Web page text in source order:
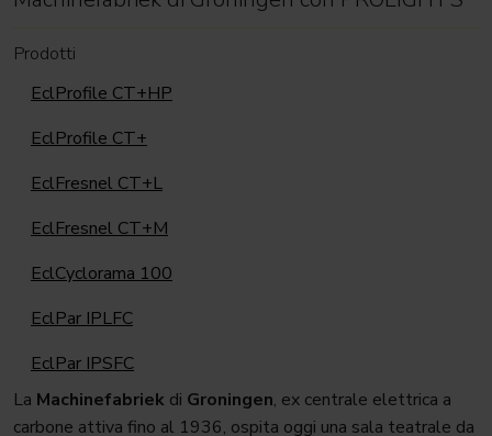
Prodotti
EclProfile CT+HP
EclProfile CT+
EclFresnel CT+L
EclFresnel CT+M
EclCyclorama 100
EclPar IPLFC
EclPar IPSFC
La Machinefabriek di Groningen, ex centrale elettrica a
carbone attiva fino al 1936, ospita oggi una sala teatrale da